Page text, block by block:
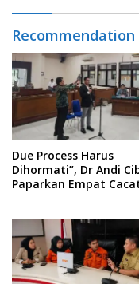
Recommendation
Due Process Harus
Dihormati”, Dr Andi
Paparkan Empat